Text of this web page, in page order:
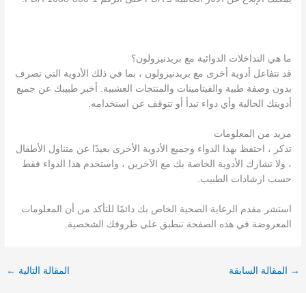
ما هي التداخلات الدوائية مع بريدنيزولون؟
قد تتفاعل أدوية أخرى مع بريدنيزولون ، بما في ذلك الأدوية التي تصرف
بدون وصفة طبية والفيتامينات والمنتجات العشبية. أخبر طبيبك عن جميع
أدويتك الحالية وأي دواء تبدأ أو تتوقف عن استخدامه.
مزيد من المعلومات
تذكر ، احتفظ بهذا الدواء وجميع الأدوية الأخرى بعيدًا عن متناول الأطفال
، ولا تشارك الأدوية الخاصة بك مع الآخرين ، واستخدم هذا الدواء فقط
حسب ارشادات الطبيب.
استشر مقدم الرعاية الصحية الخاص بك دائمًا للتأكد من أن المعلومات
المعروضة في هذه الصفحة تنطبق على ظروفك الشخصية.
→ المقالة السابقة المقالة التالية ←